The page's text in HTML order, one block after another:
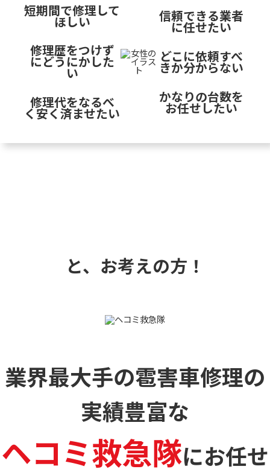
短期間で修理して
ほしい
修理歴をつけず
にどうにかした
い
修理代をなるべ
く安く済ませたい
信頼できる業者
に任せたい
どこに依頼すべ
きか分からない
かなりの台数を
お任せしたい
と、お考えの方！
業界最大手の雹害車修理の
実績豊富な
ヘコミ救急隊にお任せ